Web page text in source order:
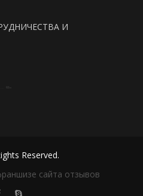
И
Reserved.
сайта отзывов